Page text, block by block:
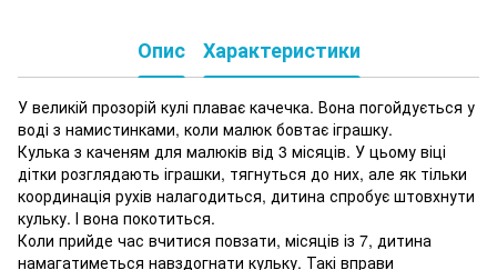
Опис Характеристики
У великій прозорій кулі плаває качечка. Вона погойдується у
воді з намистинками, коли малюк бовтає іграшку.
Кулька з каченям для малюків від 3 місяців. У цьому віці
дітки розглядають іграшки, тягнуться до них, але як тільки
координація рухів налагодиться, дитина спробує штовхнути
кульку. І вона покотиться.
Коли прийде час вчитися повзати, місяців із 7, дитина
намагатиметься навздогнати кульку. Такі вправи